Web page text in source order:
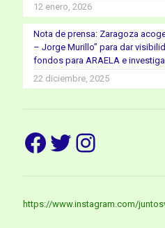
12 enero, 2026
Nota de prensa: Zaragoza
– Jorge Murillo” para dar
fondos para ARAELA e
22 diciembre, 2025
Facebook
Twitter
https://www.instagram.com/